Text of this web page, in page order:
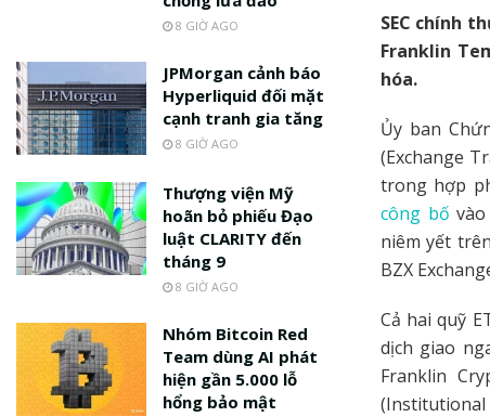
SEC chính
Franklin
hóa.
Ủy ban
(Exchange
trong hợp
công bố
niêm yết
BZX
Cả hai quỹ
dịch giao
Franklin
8 GIỜ AGO
JPMorgan cảnh báo
Hyperliquid đối mặt
cạnh tranh gia tăng
8 GIỜ AGO
Thượng viện Mỹ
hoãn bỏ phiếu Đạo
luật CLARITY đến
tháng 9
8 GIỜ AGO
Nhóm Bitcoin Red
Team dùng AI phát
hiện gần 5.000 lỗ
hổng bảo mật